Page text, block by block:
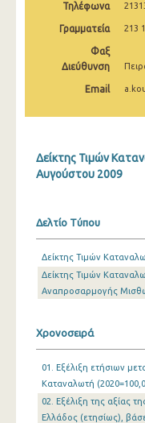
Μαΐου 2025
Απριλίου 2025
Ιανουαρίου
Νοεμβρίου 2024
Σεπτεμβρίου
Ιουλίου 2024
Ιουνίου 2024
Μαΐου 2024
Τηλέφωνα
Γραμματεία 213
Φαξ
Διεύθυνση
Email
Δείκτης Τιμών
Αυγούστου 2009
Δελτίο Τύπου
Δείκτης Τιμών
Δείκτης Τιμών
Αναπροσαρμογής
Χρονοσειρά
01. Εξέλιξη ετήσιων
Καταναλωτή
02. Εξέλιξη της αξίας
Ελλάδος (ετησίως),